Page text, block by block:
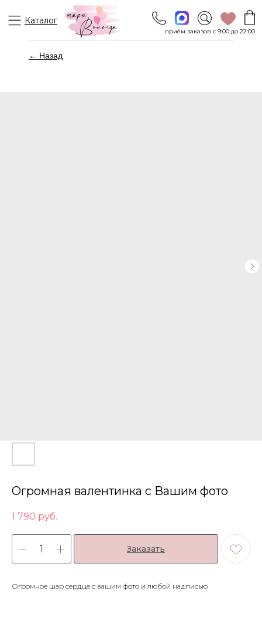
Каталог
приём заказов с 9:00 до 22:00
← Назад
Огромная валентинка с Вашим фото
1 790 руб.
Заказать
Огромное шар сердце с вашим фото и любой надписью